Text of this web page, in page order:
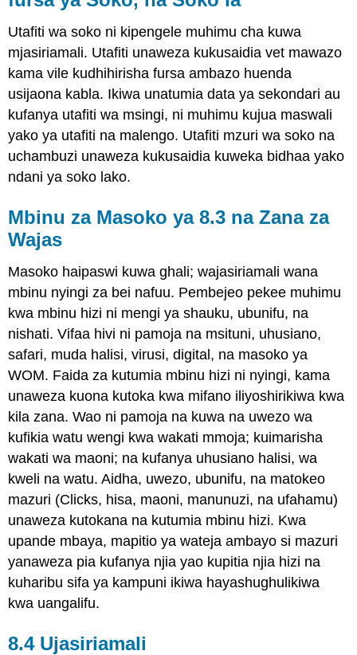
Utafiti wa soko ni kipengele muhimu cha kuwa
mjasiriamali. Utafiti unaweza kukusaidia vet mawazo
kama vile kudhihirisha fursa ambazo huenda
usijaona kabla. Ikiwa unatumia data ya sekondari au
kufanya utafiti wa msingi, ni muhimu kujua maswali
yako ya utafiti na malengo. Utafiti mzuri wa soko na
uchambuzi unaweza kukusaidia kuweka bidhaa yako
ndani ya soko lako.
Mbinu za Masoko ya 8.3 na Zana za
Wajas
Masoko haipaswi kuwa ghali; wajasiriamali wana
mbinu nyingi za bei nafuu. Pembejeo pekee muhimu
kwa mbinu hizi ni mengi ya shauku, ubunifu, na
nishati. Vifaa hivi ni pamoja na msituni, uhusiano,
safari, muda halisi, virusi, digital, na masoko ya
WOM. Faida za kutumia mbinu hizi ni nyingi, kama
unaweza kuona kutoka kwa mifano iliyoshirikiwa kwa
kila zana. Wao ni pamoja na kuwa na uwezo wa
kufikia watu wengi kwa wakati mmoja; kuimarisha
wakati wa maoni; na kufanya uhusiano halisi, wa
kweli na watu. Aidha, uwezo, ubunifu, na matokeo
mazuri (Clicks, hisa, maoni, manunuzi, na ufahamu)
unaweza kutokana na kutumia mbinu hizi. Kwa
upande mbaya, mapitio ya wateja ambayo si mazuri
yanaweza pia kufanya njia yao kupitia njia hizi na
kuharibu sifa ya kampuni ikiwa hayashughulikiwa
kwa uangalifu.
8.4 Ujasiriamali